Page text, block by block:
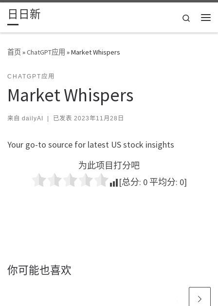
Skip to content
日日新
Search
首页»ChatGPT应用 »Market Whispers
CHATGPT应用
Market Whispers
来自 dailyAI | 已发表 2023年11月28日
Your go-to source for latest US stock insights
为此项目打分吧
[总分: 0 平均分: 0]
你可能也喜欢